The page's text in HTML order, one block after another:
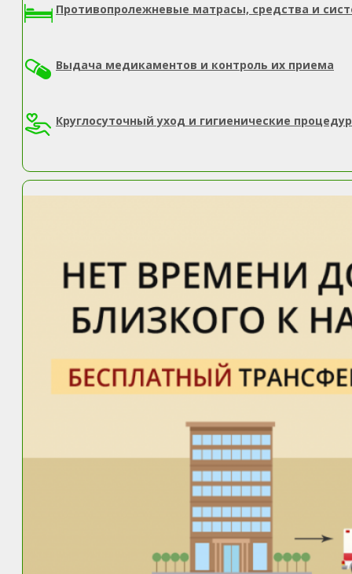
Противопролежневые матрасы, средства и
Выдача медикаментов и контроль их приема
Круглосуточный уход и гигиенические